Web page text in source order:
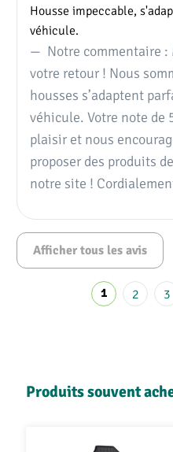
configuration de vos sièges.
sur mesure, leur
difficiles à enfiler.
plastique fourni pour rentrer
fonction de votre véhicule, il
démonter et remonter
têtes, molettes de réglage,
Regardez la vidéo suivante
Crafter 2017+ dans la vidéo).
Housse impeccable,
véhicule.
Notre commentaire
votre retour ! Nous
housses s’adaptent
véhicule. Votre note de
plaisir et nous
proposer des produits
notre site !
Afficher tous les avis
1 2 3
Produits souvent